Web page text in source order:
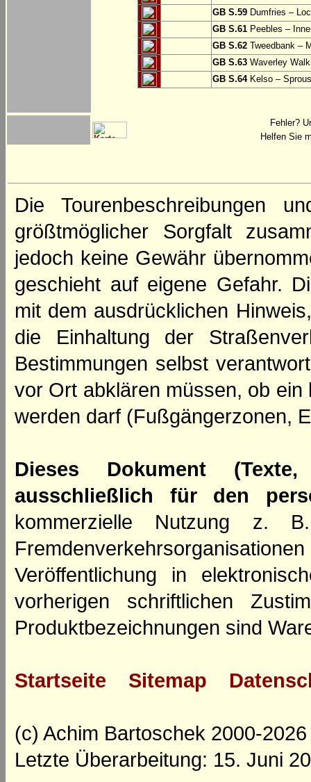
GB S.59 Dumfries –
GB S.61 Peebles –
GB S.62 Tweedbank –
GB S.63 Waverley
GB S.64Kelso –
Fehler?
Helfen Sie
Die Tourenbeschreibungen
größtmöglicher Sorgfalt
jedoch keine Gewähr
geschieht auf eigene Gefahr.
mit dem ausdrücklichen
die Einhaltung der
Bestimmungen selbst
vor Ort abklären müssen, ob
werden darf (Fußgängerzonen,
Dieses Dokument
ausschließlich für den
kommerzielle Nutzung z.
Veröffentlichung in
vorherigen schriftlichen
Produktbezeichnungen sind
Startseite Sitemap
(c) Achim Bartoschek 2000-2026
Letzte Überarbeitung: 15. Juni